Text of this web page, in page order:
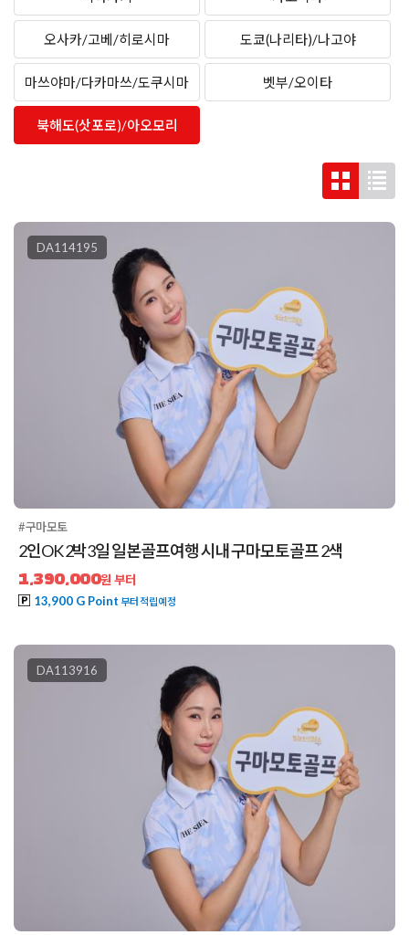
오사카/고베/히로시마 도쿄(나리타)/나고야
마쓰야마/다카마쓰/도쿠시마 벳부/오이타
북해도(삿포로)/아오모리
DA114195
#구마모토
2인OK 2박3일 일본골프여행 시내 구마모토골프 2색
1,390,000원 부터
13,900 G Point 부터 적립예정
DA113916